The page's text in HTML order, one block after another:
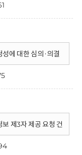
에 대한 심의·의결
제3자 제공 요청 건